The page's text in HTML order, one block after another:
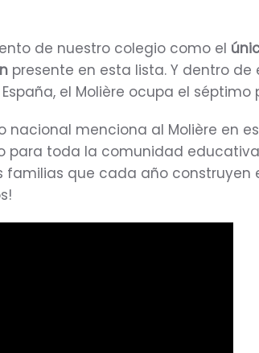
de nuestro colegio como el
presente en esta lista. Y dentro de
el Molière ocupa el séptimo
nacional menciona al Molière en
para toda la comunidad
familias que cada año construyen